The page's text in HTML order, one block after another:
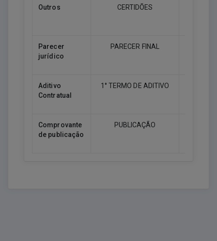
Outros CERTIDÕES
Parecer
jurídico
PARECER FINAL
Aditivo
Contratual
1° TERMO DE ADITIVO
Comprovante
de publicação
PUBLICAÇÃO